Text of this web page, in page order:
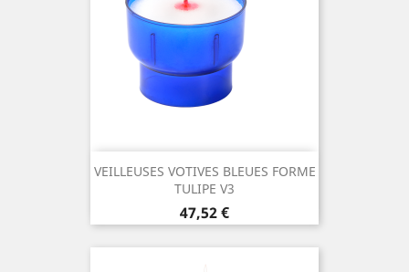
VEILLEUSES VOTIVES BLEUES FORME
TULIPE V3
Prix
47,52 €